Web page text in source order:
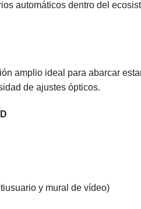
automáticos dentro del
amplio ideal para abarcar
de ajustes ópticos.
y mural de vídeo)